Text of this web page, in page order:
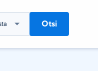
Otsi